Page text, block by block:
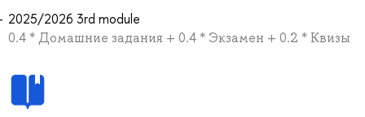
2025/2026 3rd module
0.4 * Домашние задания + 0.4 * Экзамен + 0.2 * Квизы